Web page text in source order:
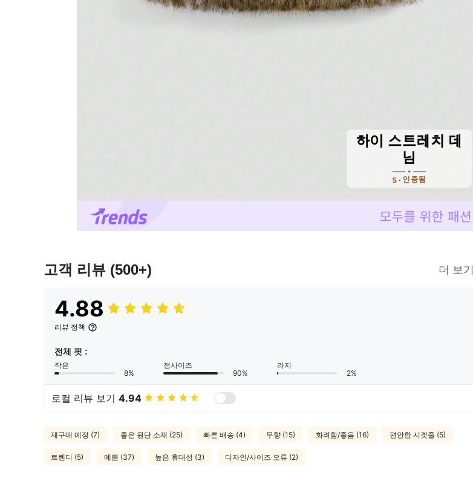
고객 리뷰 (500+) 더 보기
4.88
리뷰 정책
전체 핏 :
작은
8%
정사이즈
90%
라지
2%
로컬 리뷰 보기 4.94
재구매 예정 (7) 좋은 원단 소재 (25) 빠른 배송 (4) 무향 (15) 화려함/좋음 (16) 편안한 시곗줄 (5)
트렌디 (5) 예쁨 (37) 높은 휴대성 (3) 디자인/사이즈 오류 (2)